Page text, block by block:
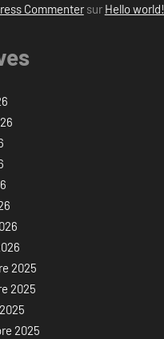
Commentersur Hello world!
2025
2025
2025